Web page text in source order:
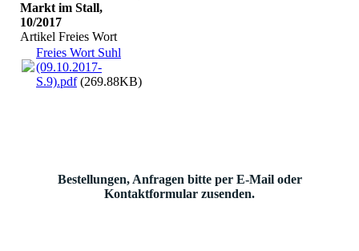
Markt im Stall,
10/2017
Artikel Freies Wort
Freies Wort Suhl
(09.10.2017-
S.9).pdf(269.88KB)
Bestellungen, Anfragen bitte per E-Mail oder
Kontaktformular zusenden.